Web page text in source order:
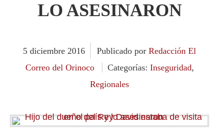
LO ASESINARON
5 diciembre 2016 Publicado por Redacción El
Correo del Orinoco
Categorías: Inseguridad,
Regionales